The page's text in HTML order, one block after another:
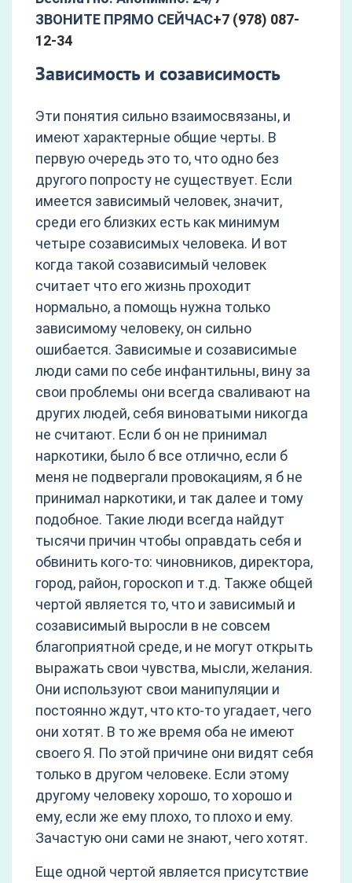
ЗВОНИТЕ ПРЯМО СЕЙЧАС+7 (978) 087-
12-34
Зависимость и созависимость
Эти понятия сильно взаимосвязаны, и
имеют характерные общие черты. В
первую очередь это то, что одно без
другого попросту не существует. Если
имеется зависимый человек, значит,
среди его близких есть как минимум
четыре созависимых человека. И вот
когда такой созависимый человек
считает что его жизнь проходит
нормально, а помощь нужна только
зависимому человеку, он сильно
ошибается. Зависимые и созависимые
люди сами по себе инфантильны, вину за
свои проблемы они всегда сваливают на
других людей, себя виноватыми никогда
не считают. Если б он не принимал
наркотики, было б все отлично, если б
меня не подвергали провокациям, я б не
принимал наркотики, и так далее и тому
подобное. Такие люди всегда найдут
тысячи причин чтобы оправдать себя и
обвинить кого-то: чиновников, директора,
город, район, гороскоп и т.д. Также общей
чертой является то, что и зависимый и
созависимый выросли в не совсем
благоприятной среде, и не могут открыть
выражать свои чувства, мысли, желания.
Они используют свои манипуляции и
постоянно ждут, что кто-то угадает, чего
они хотят. В то же время оба не имеют
своего Я. По этой причине они видят себя
только в другом человеке. Если этому
другому человеку хорошо, то хорошо и
ему, если же ему плохо, то плохо и ему.
Зачастую они сами не знают, чего хотят.
Еще одной чертой является присутствие